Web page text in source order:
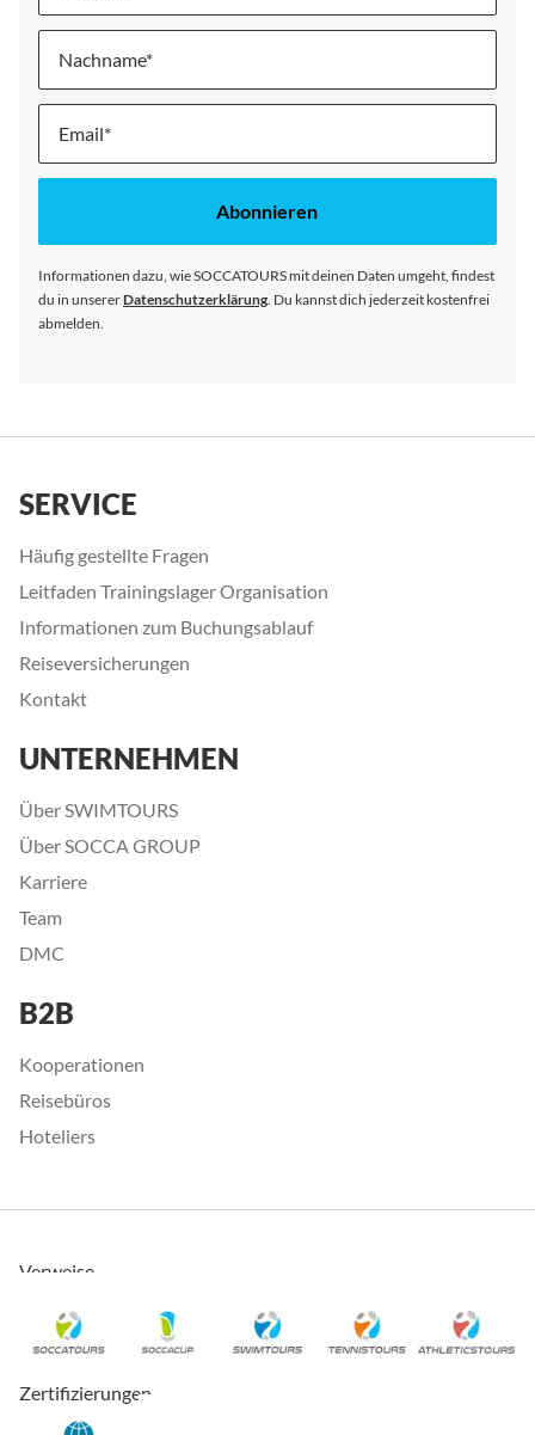
Nachname
Melde
für
Abonnieren
Informationen dazu, wie SOCCATOURS mit deinen Daten umgeht, findest
du in unsererDatenschutzerklärung . Du kannst dich jederzeit kostenfrei
abmelden.
SERVICE
Häufig gestellte Fragen
Leitfaden Trainingslager Organisation
Informationen zum Buchungsablauf
Reiseversicherungen
Kontakt
UNTERNEHMEN
Über SWIMTOURS
Über SOCCA GROUP
Karriere
Team
DMC
B2B
Kooperationen
Reisebüros
Hoteliers
Verweise
Zertifizierungen